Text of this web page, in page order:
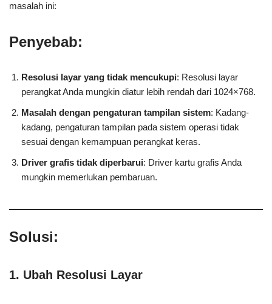
masalah ini:
Penyebab:
Resolusi layar yang tidak mencukupi: Resolusi layar
perangkat Anda mungkin diatur lebih rendah dari 1024×768.
Masalah dengan pengaturan tampilan sistem: Kadang-
kadang, pengaturan tampilan pada sistem operasi tidak
sesuai dengan kemampuan perangkat keras.
Driver grafis tidak diperbarui: Driver kartu grafis Anda
mungkin memerlukan pembaruan.
Solusi:
1. Ubah Resolusi Layar